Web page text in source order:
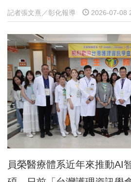
記者張文熹／彰化報導 2026-07-08
員榮醫療體系近年來推動AI